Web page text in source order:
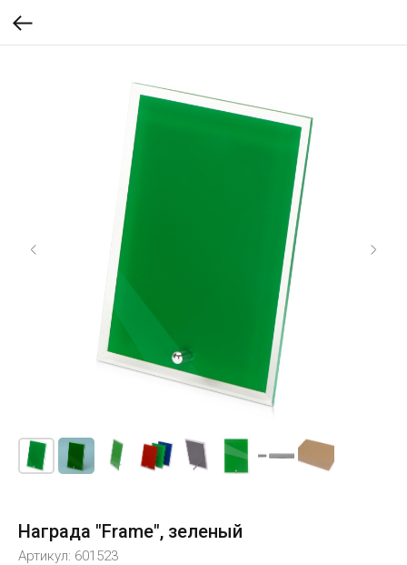
Награда "Frame", зеленый
Артикул: 601523